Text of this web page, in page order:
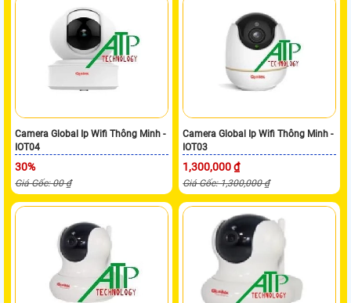
Camera Global Ip Wifi Thông Minh -
IOT04
30%
Giá Gốc: 00 ₫
Camera Global Ip Wifi Thông Minh -
IOT03
1,300,000 ₫
Giá Gốc: 1,300,000 ₫